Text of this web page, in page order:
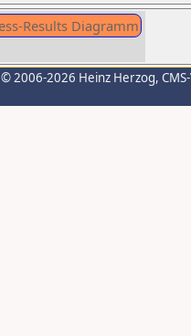
© 2006-2026 Heinz Herzog,